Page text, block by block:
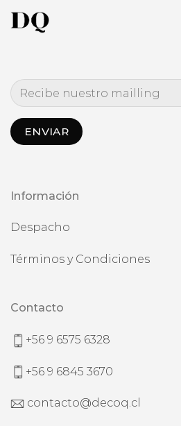
Información
Despacho
Términos y Condiciones
Contacto
+56 9 6575 6328
+56 9 6845 3670
contacto@decoq.cl